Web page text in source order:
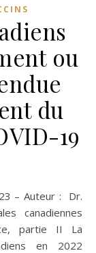
ou
du
19
canadiennes
partie II La
en 2022